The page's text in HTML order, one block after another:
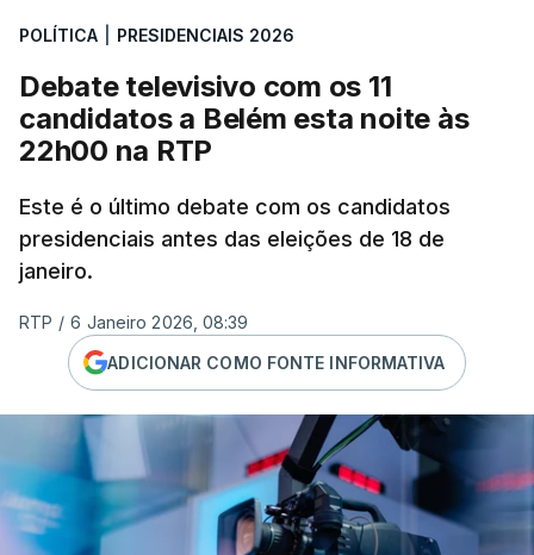
POLÍTICA PRESIDENCIAIS 2026
Debate televisivo com os 11
candidatos a Belém esta noite às
22h00 na RTP
Este é o último debate com os candidatos
presidenciais antes das eleições de 18 de
janeiro.
RTP / 6 Janeiro 2026, 08:39
ADICIONAR COMO FONTE INFORMATIVA